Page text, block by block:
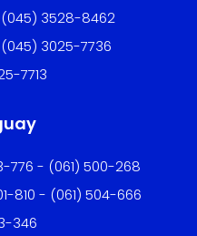
3528-8462
3025-7736
7713
776 - (061) 500-268
810 - (061) 504-666
346